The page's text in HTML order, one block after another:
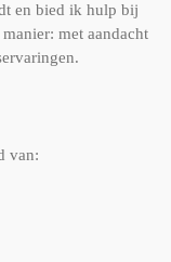
en bied ik hulp bij
met aandacht
van: